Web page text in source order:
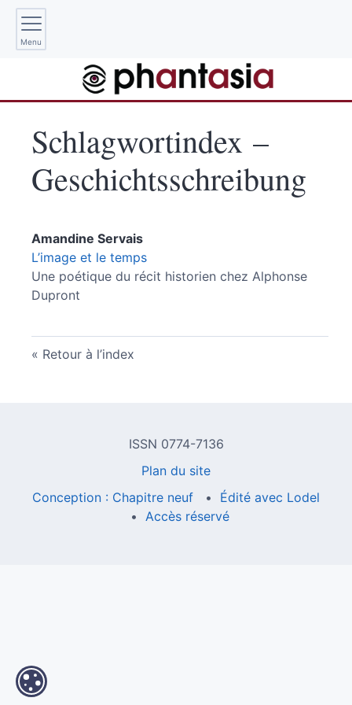
Menu
Schlagwortindex –
Geschichtsschreibung
Amandine Servais
L’image et le temps
Une poétique du récit historien chez Alphonse
Dupront
Retour à l’index
ISSN 0774-7136
Plan du site
Conception : Chapitre neuf
Édité avec Lodel
Accès réservé